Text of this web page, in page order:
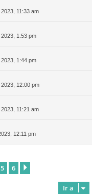
11:33 am
1:53 pm
1:44 pm
12:00 pm
11:21 am
12:11 pm
5 6
Ir a